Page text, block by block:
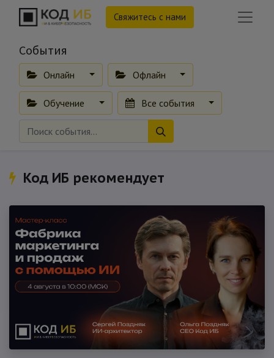
Свяжитесь с нами
События
Онлайн Офлайн
Обучение Все события
Код ИБ рекомендует